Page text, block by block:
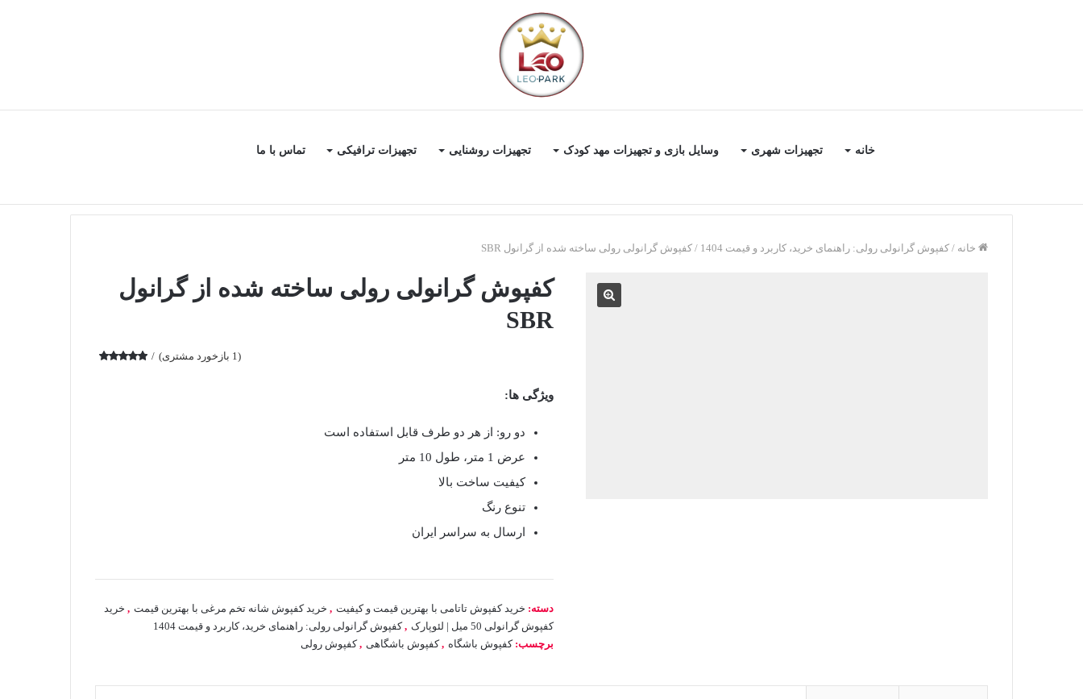
خانه تجهیزات شهری وسایل بازی و تجهیزات مهد کودک تجهیزات روشنایی تجهیزات ترافیکی تماس با ما
خانه / کفپوش گرانولی رولی: راهنمای خرید، کاربرد و قیمت 1404 / کفپوش گرانولی رولی ساخته شده از گرانول SBR
کفپوش گرانولی رولی ساخته شده از گرانول
SBR
(
1 بازخورد مشتری)
ویژگی ها:
دو رو: از هر دو طرف قابل استفاده است
عرض 1 متر، طول 10 متر
کیفیت ساخت بالا
تنوع رنگ
ارسال به سراسر ایران
دسته: خرید کفپوش تاتامی با بهترین قیمت و کیفیت , خرید کفپوش شانه تخم مرغی با بهترین قیمت , خرید
کفپوش گرانولی 50 میل | لئوپارک
,کفپوش گرانولی رولی: راهنمای خرید، کاربرد و قیمت 1404
برچسب:کفپوش باشگاه ,کفپوش باشگاهی ,کفپوش رولی